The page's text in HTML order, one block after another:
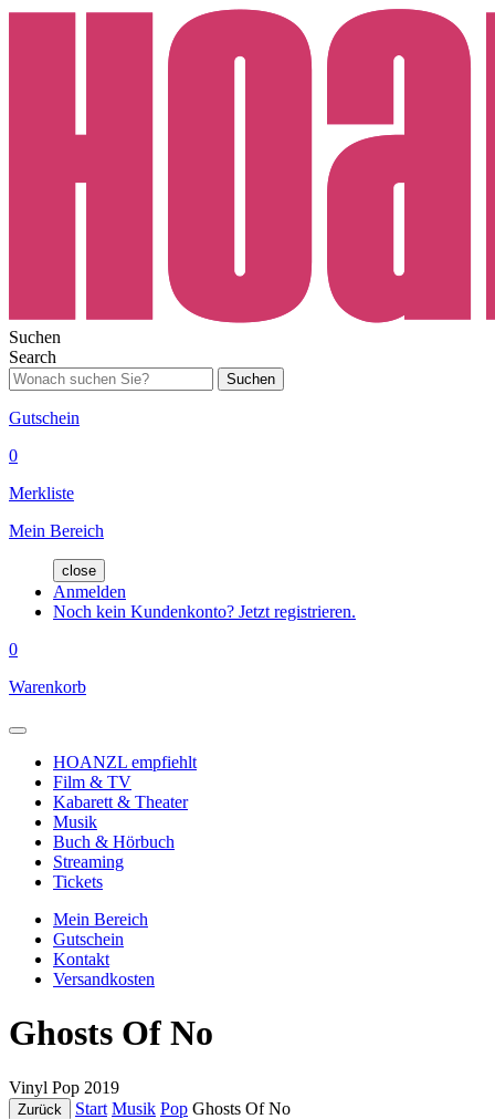
Suchen
Search
Suchen
Gutschein
0
Merkliste
Mein Bereich
close
Anmelden
Noch kein Kundenkonto? Jetzt registrieren.
0
Warenkorb
HOANZL empfiehlt
Film & TV
Kabarett & Theater
Musik
Buch & Hörbuch
Streaming
Tickets
Mein Bereich
Gutschein
Kontakt
Versandkosten
Ghosts Of No
Vinyl Pop 2019
Zurück Start Musik Pop Ghosts Of No